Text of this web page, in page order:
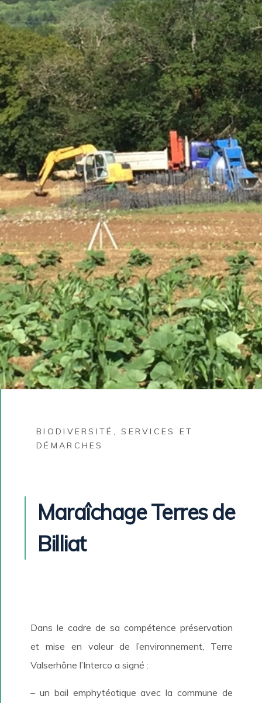
BIODIVERSITÉ ,SERVICES ET
DÉMARCHES
Maraîchage Terres de
Billiat
Dans le cadre de sa compétence préservation
et mise en valeur de l’environnement, Terre
Valserhône l’Interco a signé :
– un bail emphytéotique avec la commune de